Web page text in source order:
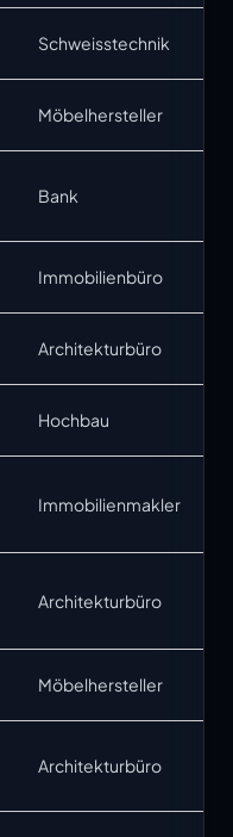
Schweisstechnik
Möbelhersteller
Bank
Immobilienbüro
Architekturbüro
Hochbau
Immobilienmakler
Architekturbüro
Möbelhersteller
Architekturbüro